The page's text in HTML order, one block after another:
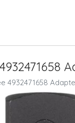
4932471658